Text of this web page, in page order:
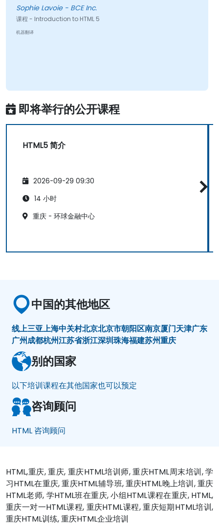
Sophie Lavoie - BCE Inc.
课程 - Introduction to HTML 5
机器翻译
即将举行的公开课程
HTML5 简介
2026-09-29 09:30
14 小时
重庆 - 环球金融中心
中国的其他地区
线上三亚上海中关村北京北京市朝阳区南京厦门天津广东
广州成都杭州江苏省浙江深圳珠海福建苏州重庆
别的国家
以下培训课程在其他国家也可以预定
咨询顾问
HTML 咨询顾问
HTML,重庆, 重庆, 重庆HTML培训师, 重庆HTML周末培训, 学
习HTML在重庆, 重庆HTML辅导班, 重庆HTML晚上培训, 重庆
HTML老师, 学HTML班在重庆, 小组HTML课程在重庆, HTML,
重庆一对一HTML课程, 重庆HTML课程, 重庆短期HTML培训,
重庆HTML训练, 重庆HTML企业培训